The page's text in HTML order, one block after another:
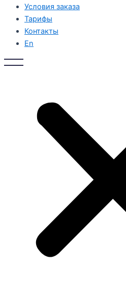
Условия заказа
Тарифы
Контакты
En